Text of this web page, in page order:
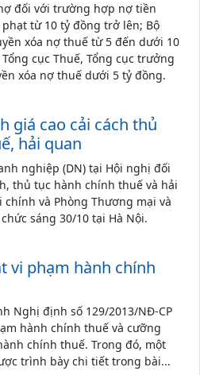
đối với trường hợp nợ tiền
từ 10 tỷ đồng trở lên; Bộ
xóa nợ thuế từ 5 đến dưới 10
cục Thuế, Tổng cục trưởng
xóa nợ thuế dưới 5 tỷ đồng.
giá cao cải cách thủ
hải quan
nghiệp (DN) tại Hội nghị đối
thủ tục hành chính thuế và hải
chính và Phòng Thương mại và
sáng 30/10 tại Hà Nội.
vi phạm hành chính
Nghị định số 129/2013/NĐ-CP
hành chính thuế và cưỡng
chính thuế. Trong đó, một
trình bày chi tiết trong bài...